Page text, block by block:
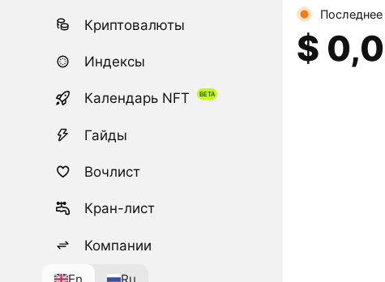
Криптовалюты
Индексы
Календарь NFT
Гайды
Вочлист
Кран-лист
Компании
En Ru
$